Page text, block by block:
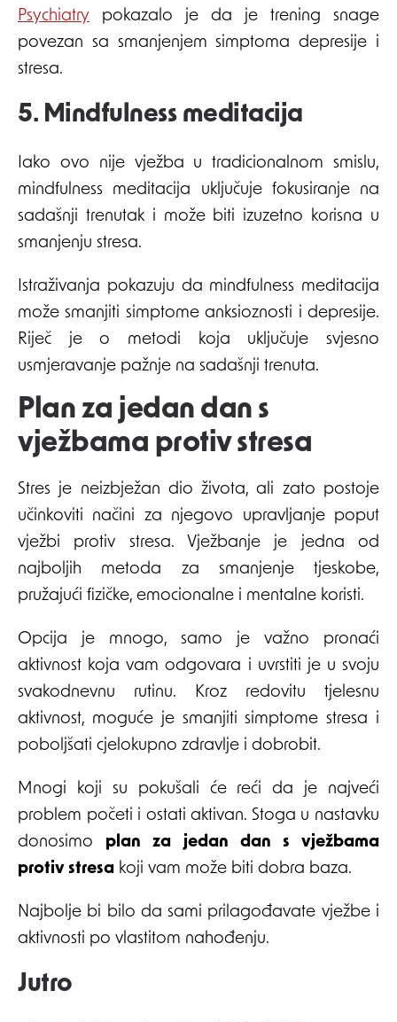
Psychiatry pokazalo je da je trening snage
povezan sa smanjenjem simptoma depresije i
stresa.
5. Mindfulness meditacija
Iako ovo nije vježba u tradicionalnom smislu,
mindfulness meditacija uključuje fokusiranje na
sadašnji trenutak i može biti izuzetno korisna u
smanjenju stresa.
Istraživanja pokazuju da mindfulness meditacija
može smanjiti simptome anksioznosti i depresije.
Riječ je o metodi koja uključuje svjesno
usmjeravanje pažnje na sadašnji trenuta.
Plan za jedan dan s
vježbama protiv stresa
Stres je neizbježan dio života, ali zato postoje
učinkoviti načini za njegovo upravljanje poput
vježbi protiv stresa. Vježbanje je jedna od
najboljih metoda za smanjenje tjeskobe,
pružajući fizičke, emocionalne i mentalne koristi.
Opcija je mnogo, samo je važno pronaći
aktivnost koja vam odgovara i uvrstiti je u svoju
svakodnevnu rutinu. Kroz redovitu tjelesnu
aktivnost, moguće je smanjiti simptome stresa i
poboljšati cjelokupno zdravlje i dobrobit.
Mnogi koji su pokušali će reći da je najveći
problem početi i ostati aktivan. Stoga u nastavku
donosimo plan za jedan dan s vježbama
protiv stresa koji vam može biti dobra baza.
Najbolje bi bilo da sami prilagođavate vježbe i
aktivnosti po vlastitom nahođenju.
Jutro